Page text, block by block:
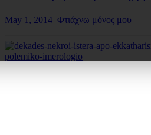
May 1, 2014 Φτιάχνω μόνος μου
Έκτακτο!!! Δεκάδες νεκροί στο Σλοβιανσκ